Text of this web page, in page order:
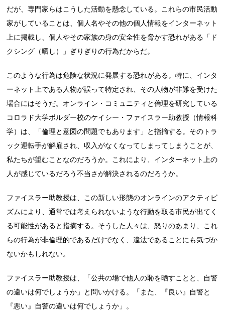
だが、専門家らはこうした活動を懸念している。これらの市民活動
家がしていることは、個人名やその他の個人情報をインターネット
上に掲載し、個人やその家族の身の安全性を脅かす恐れがある「ド
クシング（晒し）」ぎりぎりの行為だからだ。
このような行為は危険な状況に発展する恐れがある。特に、インタ
ーネット上である人物が誤って特定され、その人物が非難を受けた
場合にはそうだ。オンライン・コミュニティと倫理を研究している
コロラド大学ボルダー校のケイシー・ファイスラー助教授（情報科
学）は、「倫理と意図の問題でもあります」と指摘する。そのトラ
ック運転手が解雇され、収入がなくなってしまってしまうことが、
私たちが望むことなのだろうか。これにより、インターネット上の
人が感じているだろう不当さが解決されるのだろうか。
ファイスラー助教授は、この新しい形態のオンラインのアクティビ
ズムにより、通常では考えられないような行動を取る市民が出てく
る可能性があると指摘する。そうした人々は、怒りのあまり、これ
らの行為が非倫理的であるだけでなく、違法であることにも気づか
ないかもしれない。
ファイスラー助教授は、「公共の場で他人の恥を晒すことと、自警
の違いは何でしょうか」と問いかける。「また、『良い』自警と
『悪い』自警の違いは何でしょうか」。